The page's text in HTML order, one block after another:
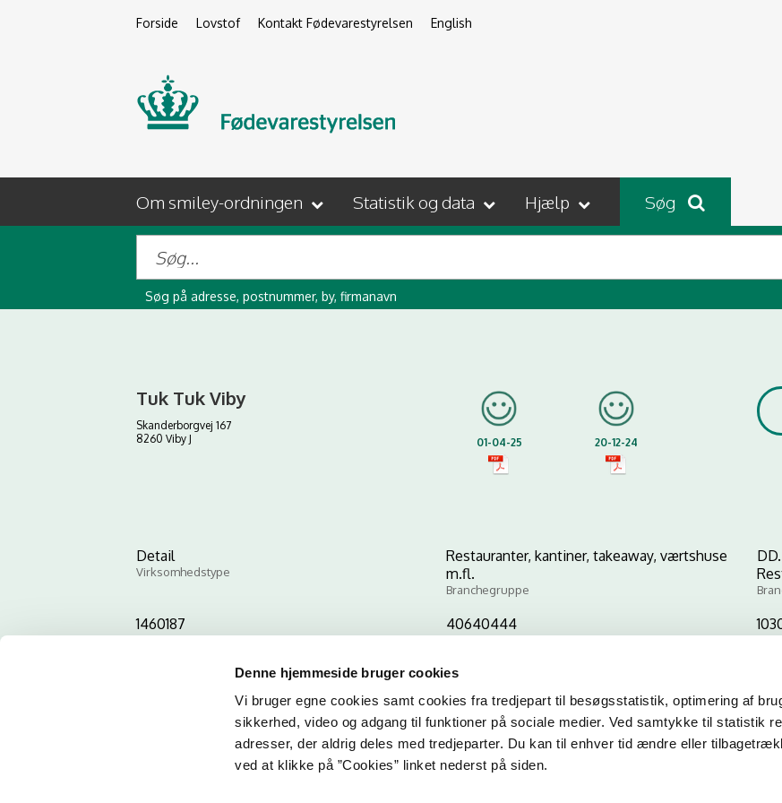
Denne hjemmeside bruger cookies
Vi bruger egne cookies samt cookies fra tredjepart til besøgsstatistik, optimering af
sikkerhed, video og adgang til funktioner på sociale medier. Ved samtykke til statistik
adresser, der aldrig deles med tredjeparter. Du kan til enhver tid ændre eller
ved at klikke på ”Cookies” linket nederst på siden.
Forside Lovstof Kontakt Fødevarestyrelsen English
Om smiley-ordningen Statistik og data Hjælp Søg
Søg på adresse, postnummer, by, firmanavn
Tuk Tuk Viby
Skanderborgvej 167
8260 Viby J
01-04-25 20-12-24
Detail
Virksomhedstype
Restauranter, kantiner, takeaway, værtshuse
m.fl.
Branchegruppe
1460187
ID-nummer
40640444
CVR-nr P-nr
Kopier link til at indsætte på virksomhedens hjemmeside